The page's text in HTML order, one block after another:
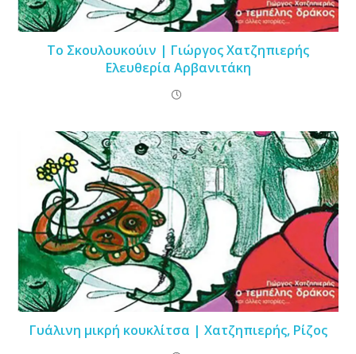
Το Σκουλουκούιν | Γιώργος Χατζηπιερής
Ελευθερία Αρβανιτάκη
Γυάλινη μικρή κουκλίτσα | Χατζηπιερής, Ρίζος